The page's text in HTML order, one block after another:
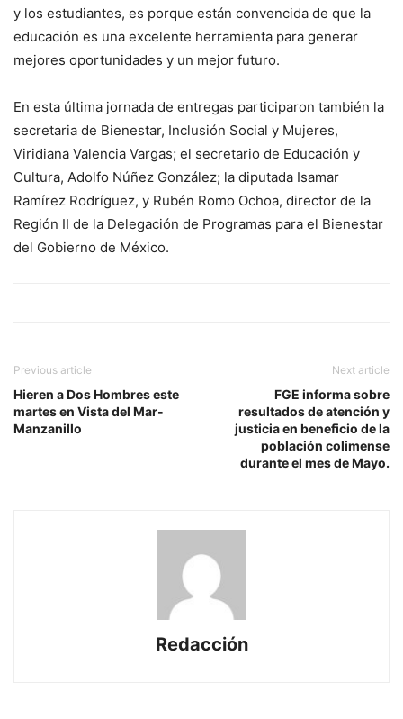
y los estudiantes, es porque están convencida de que la
educación es una excelente herramienta para generar
mejores oportunidades y un mejor futuro.
En esta última jornada de entregas participaron también la
secretaria de Bienestar, Inclusión Social y Mujeres,
Viridiana Valencia Vargas; el secretario de Educación y
Cultura, Adolfo Núñez González; la diputada Isamar
Ramírez Rodríguez, y Rubén Romo Ochoa, director de la
Región II de la Delegación de Programas para el Bienestar
del Gobierno de México.
Previous article
Hieren a Dos Hombres este
martes en Vista del Mar-
Manzanillo
Next article
FGE informa sobre
resultados de atención y
justicia en beneficio de la
población colimense
durante el mes de Mayo.
Redacción